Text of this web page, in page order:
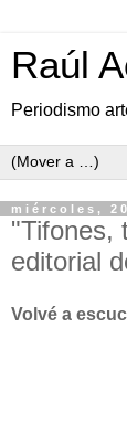
Raúl
Periodismo
miércoles,
"Tifones,
editorial
Volvé a